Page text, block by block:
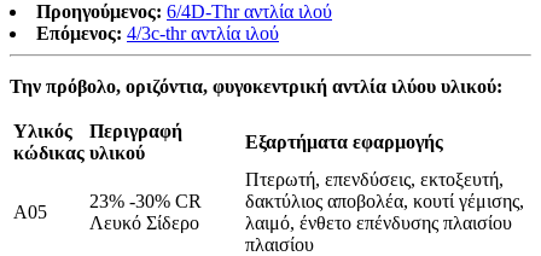
Προηγούμενος: 6/4D-Thr αντλία ιλού
Επόμενος: 4/3c-thr αντλία ιλού
Την πρόβολο, οριζόντια, φυγοκεντρική αντλία ιλύου υλικού:
Υλικός
κώδικας
Περιγραφή
υλικού
Εξαρτήματα εφαρμογής
A05
23% -30% CR
Λευκό Σίδερο
Πτερωτή, επενδύσεις, εκτοξευτή,
δακτύλιος αποβολέα, κουτί γέμισης,
λαιμό, ένθετο επένδυσης πλαισίου
πλαισίου